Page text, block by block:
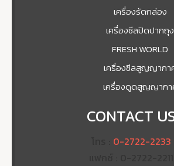
เครื่องรัดกล่อง
เครื่องซีลปิดปากถุง
FRESH WORLD
เครื่องซีลสูญญากา
เครื่องดูดสูญญาก
CONTACT
0-2722-2233